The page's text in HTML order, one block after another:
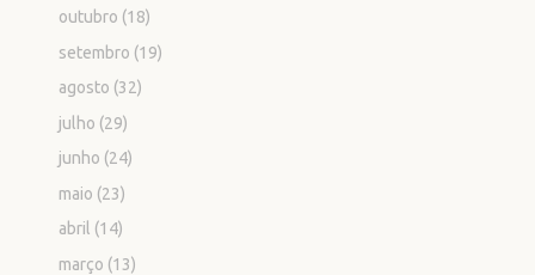
outubro (18)
setembro (19)
agosto (32)
julho (29)
junho (24)
maio (23)
abril (14)
março (13)